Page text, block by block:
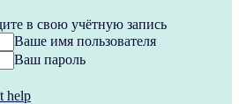
в свою учётную запись
Ваше имя пользователя
Ваш пароль
help